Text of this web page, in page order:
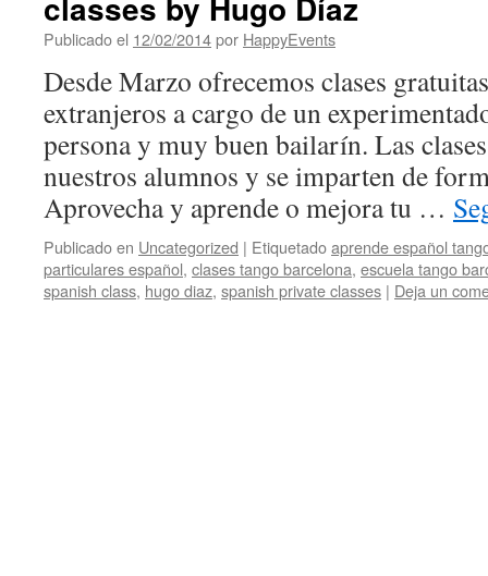
Publicado el 12/02/2014por HappyEvents
Desde Marzo ofrecemos clases
extranjeros a cargo de un
persona y muy buen bailarín. Las
nuestros alumnos y se imparten de
Aprovecha y aprende o mejora tu …
Publicado en Uncategorized | Etiquetadoaprende español
particulares español, clases tango barcelona, escuela tango
spanish class, hugo diaz, spanish private classes | Deja un